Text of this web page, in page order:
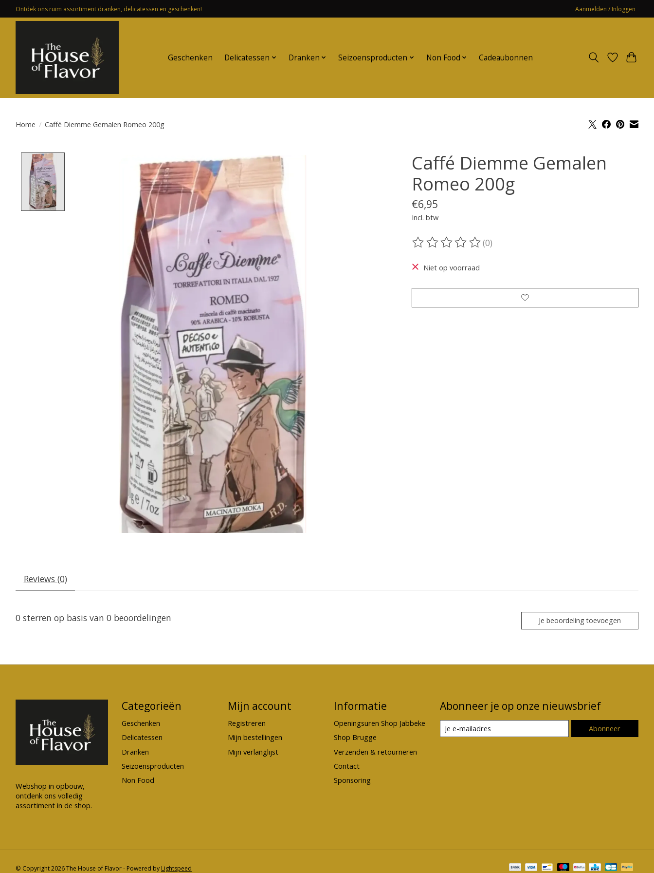
Ontdek ons ruim assortiment dranken, delicatessen en geschenken! Aanmelden / Inloggen
Geschenken Delicatessen Dranken Seizoensproducten Non Food Cadeaubonnen
Home / Caffé Diemme Gemalen Romeo 200g
Product image slideshow Items
Caffé Diemme Gemalen
Romeo 200g
€6,95
Incl. btw
De beoordeling van dit product is
(0)
Niet op voorraad
Reviews (0)
0 sterren op basis van 0 beoordelingen Je beoordeling toevoegen
Webshop in opbouw,
ontdenk ons volledig
assortiment in de shop.
Categorieën
Geschenken
Delicatessen
Dranken
Seizoensproducten
Non Food
Mijn account
Registreren
Mijn bestellingen
Mijn verlanglijst
Informatie
Openingsuren Shop Jabbeke
Shop Brugge
Verzenden & retourneren
Contact
Sponsoring
Abonneer je op onze nieuwsbrief
Abonneer
© Copyright 2026 The House of Flavor - Powered by Lightspeed